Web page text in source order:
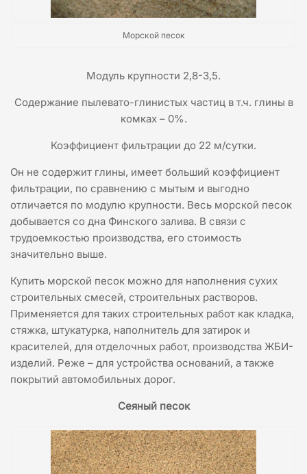
Морской песок
Модуль крупности 2,8-3,5.
Содержание пылевато-глинистых частиц в т.ч. глины в
комках – 0%.
Коэффициент фильтрации до 22 м/сутки.
Он не содержит глины, имеет больший коэффициент
фильтрации, по сравнению с мытым и выгодно
отличается по модулю крупности. Весь морской песок
добывается со дна Финского залива. В связи с
трудоемкостью производства, его стоимость
значительно выше.
Купить морской песок можно для наполнения сухих
строительных смесей, строительных растворов.
Применяется для таких строительных работ как кладка,
стяжка, штукатурка, наполнитель для затирок и
красителей, для отделочных работ, производства ЖБИ-
изделий. Реже – для устройства оснований, а также
покрытий автомобильных дорог.
Сеяный песок